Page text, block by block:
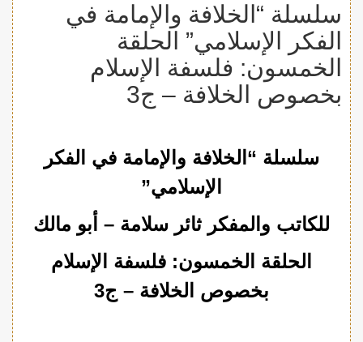
سلسلة “الخلافة والإمامة في
الفكر الإسلامي” الحلقة
الخمسون: فلسفة الإسلام
بخصوص الخلافة – ج3
سلسلة “الخلافة والإمامة في الفكر
الإسلامي”
للكاتب والمفكر ثائر سلامة – أبو مالك
الحلقة الخمسون: فلسفة الإسلام
بخصوص الخلافة – ج3